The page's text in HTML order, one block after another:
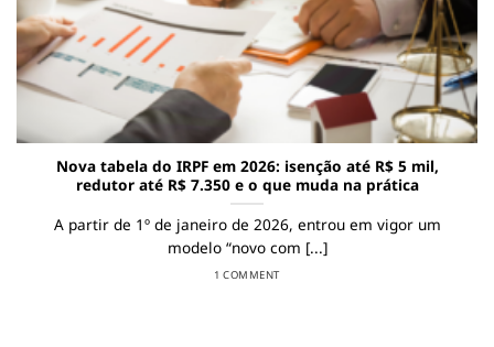
Nova tabela do IRPF em 2026: isenção até R$ 5 mil,
redutor até R$ 7.350 e o que muda na prática
A partir de 1º de janeiro de 2026, entrou em vigor um
modelo “novo com [...]
1 COMMENT